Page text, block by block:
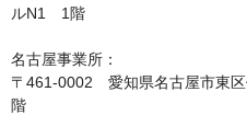
ルN1　1階
名古屋事業所：
〒461-0002　愛知県名古屋市東
階